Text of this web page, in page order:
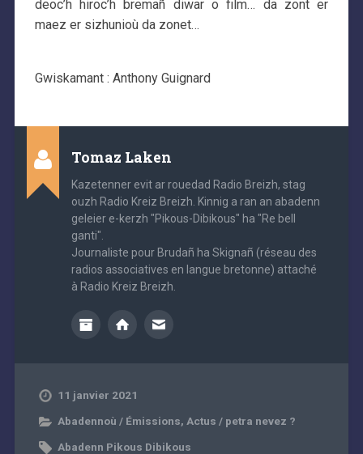
deoc’h hiroc’h bremañ diwar o film… da zont er
maez er sizhunioù da zonet…
Gwiskamant : Anthony Guignard
Tomaz Laken
Kazetenner evit ar rouedad Radio Breizh, stag
ouzh Radio Kreiz Breizh. Kinnig a ran an abadenn
geleier e-kerzh "Pikous-Dibikous" ha "Re bell
ganti".
Journaliste pour Brudañ ha Skignañ (réseau des
radios associatives en langue bretonne) attaché
à Radio Kreiz Breizh.
11 janvier 2021
Abadennoù / Émissions, Actus / petra nevez ?
Abadenn Pikous Dibikous